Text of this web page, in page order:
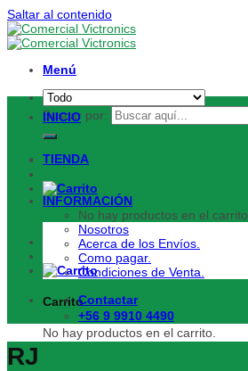
Saltar al contenido
Menú
Buscar por:
No hay productos en el carrito.
Carrito
No hay productos en el carrito.
INICIO
TIENDA
INFORMACIÓN
Nosotros
Acerca de los Envíos.
Como pagar.
Condiciones de Venta.
Contactar
+56 9 9910 4490
RJ